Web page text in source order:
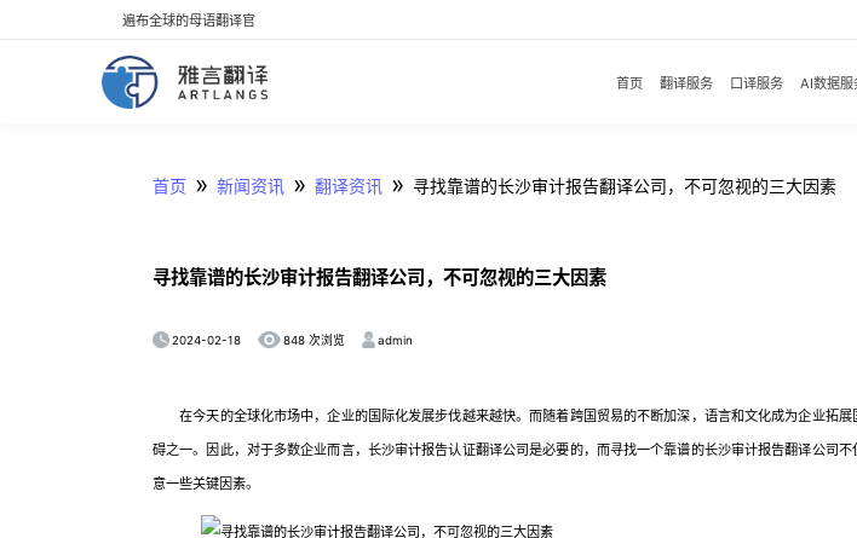
遍布全球的母语翻译官
首页 翻译服务 口译服务 AI数据服
首页 » 新闻资讯 » 翻译资讯 » 寻找靠谱的长沙审计报告翻译公司，不可忽视的三大因素
寻找靠谱的长沙审计报告翻译公司，不可忽视的三大因素
2024-02-18 848 次浏览 admin
在今天的全球化市场中，企业的国际化发展步伐越来越快。而随着跨国贸易的不断加深，语言和文化成为企业拓展
碍之一。因此，对于多数企业而言，长沙审计报告认证翻译公司是必要的，而寻找一个靠谱的长沙审计报告翻译公司
意一些关键因素。